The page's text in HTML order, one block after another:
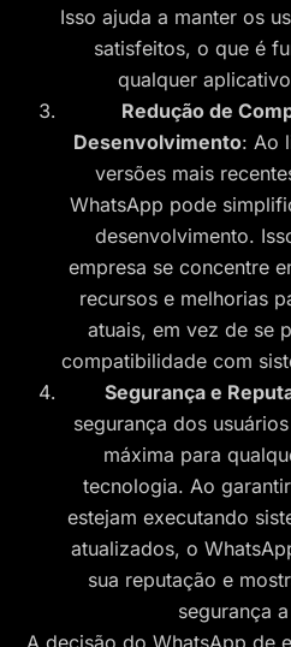
Isso ajuda a manter os
satisfeitos, o que é
qualquer
Redução de
Desenvolvimento: Ao
versões mais
WhatsApp pode
desenvolvimento.
empresa se concentre
recursos e melhorias
atuais, em vez de se
compatibilidade com
Segurança e
segurança dos
máxima para
tecnologia. Ao
estejam executando
atualizados, o
sua reputação e
segurança